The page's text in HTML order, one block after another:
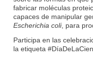
fabricar moléculas
capaces de manipular
Escherichia coli, para
Participa en las
la etiqueta